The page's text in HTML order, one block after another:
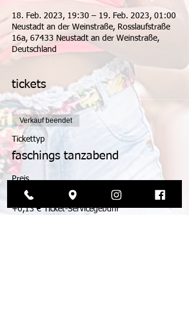
18. Feb. 2023, 19:30 – 19. Feb. 2023, 01:00
Neustadt an der Weinstraße, Rosslaufstraße
16a, 67433 Neustadt an der Weinstraße,
Deutschland
tickets
Verkauf beendet
Tickettyp
faschings tanzabend
Preis
5,00 €
+0,13 € Ticket-Servicegebühr